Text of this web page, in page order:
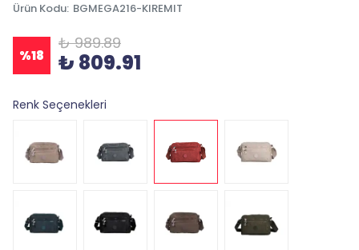
Ürün Kodu: BGMEGA216-KIREMIT
%18
₺ 989.89
₺ 809.91
Renk Seçenekleri